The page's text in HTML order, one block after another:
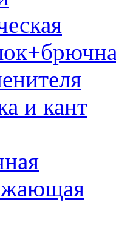
и кант